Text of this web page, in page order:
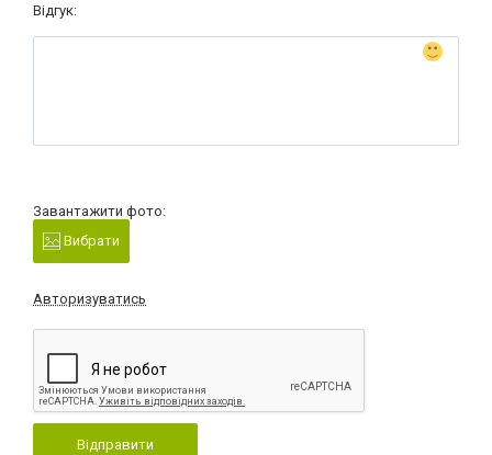
Відгук:
Завантажити фото:
Вибрати
Авторизуватись
Відправити